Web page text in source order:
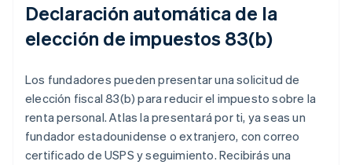
Declaración automática de la
elección de impuestos 83(b)
Los fundadores pueden presentar una solicitud de
elección fiscal 83(b) para reducir el impuesto sobre la
renta personal. Atlas la presentará por ti, ya seas un
fundador estadounidense o extranjero, con correo
certificado de USPS y seguimiento. Recibirás una